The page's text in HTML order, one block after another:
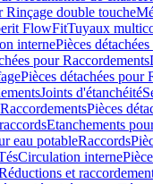
Rinçage double touche
FlowFitTuyaux
internePièces
pour Raccordements
Pièces détachées pour
Joints d'étanchéité
RaccordementsPièces
Etanchements
eau potableRaccords
Circulation interne
et